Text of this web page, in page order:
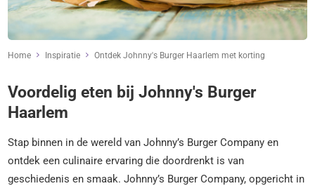
Home Inspiratie Ontdek Johnny's Burger Haarlem met korting
Voordelig eten bij Johnny's Burger
Haarlem
Stap binnen in de wereld van Johnny’s Burger Company en
ontdek een culinaire ervaring die doordrenkt is van
geschiedenis en smaak. Johnny’s Burger Company, opgericht in